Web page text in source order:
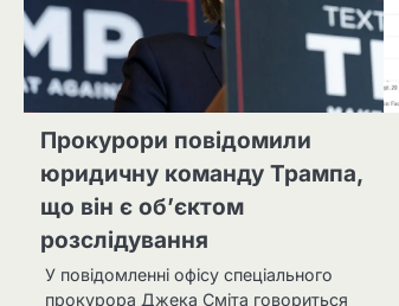
Прокурори повідомили
юридичну команду Трампа,
що він є об’єктом
розслідування
У повідомленні офісу спеціального
прокурора Джека Сміта говориться